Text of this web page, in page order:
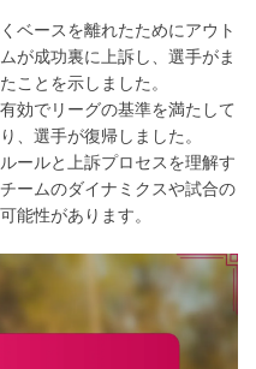
ベースを離れたためにアウト
が成功裏に上訴し、選手がま
ことを示しました。
効でリーグの基準を満たして
、選手が復帰しました。
ールと上訴プロセスを理解す
ームのダイナミクスや試合の
能性があります。